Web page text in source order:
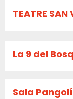
TEATRE SAN
La 9 del
Sala Pangolí